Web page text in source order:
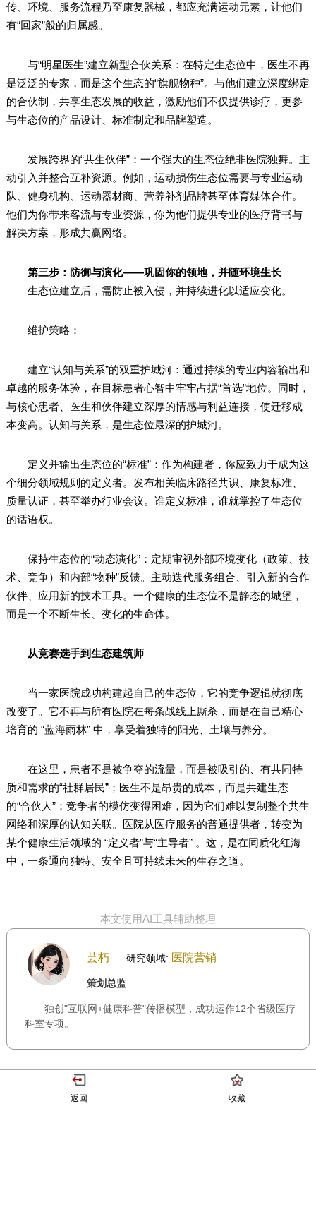
传、环境、服务流程乃至康复器械，都应充满运动元素，让他们
有“回家”般的归属感。
与“明星医生”建立新型合伙关系：在特定生态位中，医生不再
是泛泛的专家，而是这个生态的“旗舰物种”。与他们建立深度绑定
的合伙制，共享生态发展的收益，激励他们不仅提供诊疗，更参
与生态位的产品设计、标准制定和品牌塑造。
发展跨界的“共生伙伴”：一个强大的生态位绝非医院独舞。主
动引入并整合互补资源。例如，运动损伤生态位需要与专业运动
队、健身机构、运动器材商、营养补剂品牌甚至体育媒体合作。
他们为你带来客流与专业资源，你为他们提供专业的医疗背书与
解决方案，形成共赢网络。
第三步：防御与演化——巩固你的领地，并随环境生长
生态位建立后，需防止被入侵，并持续进化以适应变化。
维护策略：
建立“认知与关系”的双重护城河：通过持续的专业内容输出和
卓越的服务体验，在目标患者心智中牢牢占据“首选”地位。同时，
与核心患者、医生和伙伴建立深厚的情感与利益连接，使迁移成
本变高。认知与关系，是生态位最深的护城河。
定义并输出生态位的“标准”：作为构建者，你应致力于成为这
个细分领域规则的定义者。发布相关临床路径共识、康复标准、
质量认证，甚至举办行业会议。谁定义标准，谁就掌控了生态位
的话语权。
保持生态位的“动态演化”：定期审视外部环境变化（政策、技
术、竞争）和内部“物种”反馈。主动迭代服务组合、引入新的合作
伙伴、应用新的技术工具。一个健康的生态位不是静态的城堡，
而是一个不断生长、变化的生命体。
从竞赛选手到生态建筑师
当一家医院成功构建起自己的生态位，它的竞争逻辑就彻底
改变了。它不再与所有医院在每条战线上厮杀，而是在自己精心
培育的 “蓝海雨林” 中，享受着独特的阳光、土壤与养分。
在这里，患者不是被争夺的流量，而是被吸引的、有共同特
质和需求的“社群居民”；医生不是昂贵的成本，而是共建生态
的“合伙人”；竞争者的模仿变得困难，因为它们难以复制整个共生
网络和深厚的认知关联。医院从医疗服务的普通提供者，转变为
某个健康生活领域的 “定义者”与“主导者” 。这，是在同质化红海
中，一条通向独特、安全且可持续未来的生存之道。
本文使用AI工具辅助整理
芸朽 研究领域: 医院营销
策划总监
独创"互联网+健康科普"传播模型，成功运作12个省级医疗
科室专项。
返回 收藏